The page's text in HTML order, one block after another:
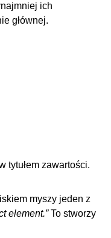
ich
głównej.
tytułem zawartości.
myszy jeden z
element.”To stworzy